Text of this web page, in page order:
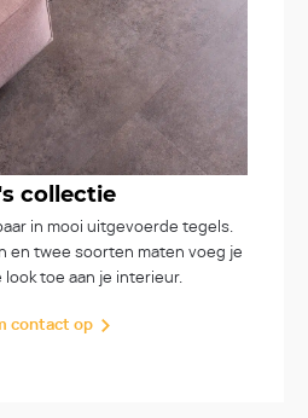
collectie
in mooi uitgevoerde tegels.
en twee soorten maten voeg je
toe aan je interieur.
contact op